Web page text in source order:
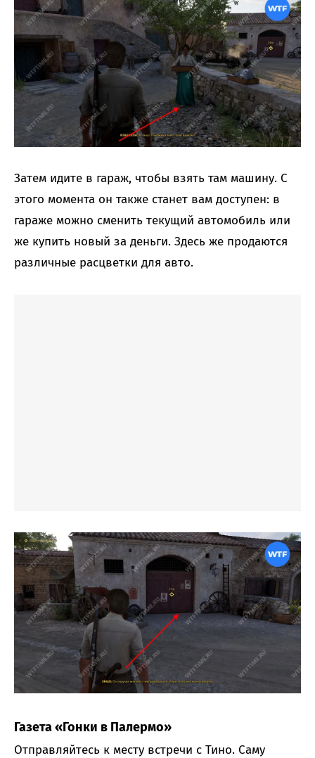
Затем идите в гараж, чтобы взять там машину. С
этого момента он также станет вам доступен: в
гараже можно сменить текущий автомобиль или
же купить новый за деньги. Здесь же продаются
различные расцветки для авто.
Газета «Гонки в Палермо»
Отправляйтесь к месту встречи с Тино. Саму